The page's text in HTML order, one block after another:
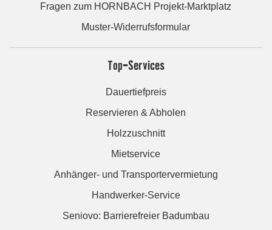
Fragen zum HORNBACH Projekt-Marktplatz
Muster-Widerrufsformular
Top-Services
Dauertiefpreis
Reservieren & Abholen
Holzzuschnitt
Mietservice
Anhänger- und Transportervermietung
Handwerker-Service
Seniovo: Barrierefreier Badumbau